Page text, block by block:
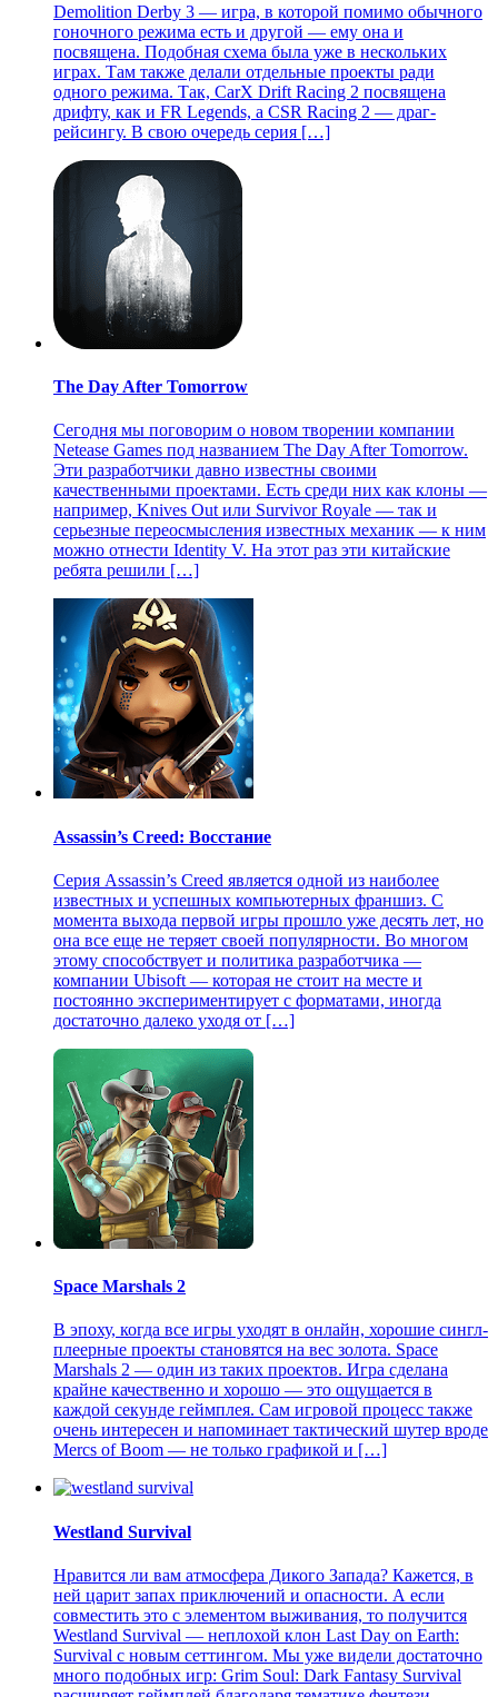
Demolition Derby 3 — игра, в которой помимо обычного
гоночного режима есть и другой — ему она и
посвящена. Подобная схема была уже в нескольких
играх. Там также делали отдельные проекты ради
одного режима. Так, CarX Drift Racing 2 посвящена
дрифту, как и FR Legends, а CSR Racing 2 — драг-
рейсингу. В свою очередь серия […]
The Day After Tomorrow
Сегодня мы поговорим о новом творении компании
Netease Games под названием The Day After Tomorrow.
Эти разработчики давно известны своими
качественными проектами. Есть среди них как клоны —
например, Knives Out или Survivor Royale — так и
серьезные переосмысления известных механик — к ним
можно отнести Identity V. На этот раз эти китайские
ребята решили […]
Assassin’s Creed: Восстание
Серия Assassin’s Creed является одной из наиболее
известных и успешных компьютерных франшиз. С
момента выхода первой игры прошло уже десять лет, но
она все еще не теряет своей популярности. Во многом
этому способствует и политика разработчика —
компании Ubisoft — которая не стоит на месте и
постоянно экспериментирует с форматами, иногда
достаточно далеко уходя от […]
Space Marshals 2
В эпоху, когда все игры уходят в онлайн, хорошие сингл-
плеерные проекты становятся на вес золота. Space
Marshals 2 — один из таких проектов. Игра сделана
крайне качественно и хорошо — это ощущается в
каждой секунде геймплея. Сам игровой процесс также
очень интересен и напоминает тактический шутер вроде
Mercs of Boom — не только графикой и […]
Westland Survival
Нравится ли вам атмосфера Дикого Запада? Кажется, в
ней царит запах приключений и опасности. А если
совместить это с элементом выживания, то получится
Westland Survival — неплохой клон Last Day on Earth:
Survival с новым сеттингом. Мы уже видели достаточно
много подобных игр: Grim Soul: Dark Fantasy Survival